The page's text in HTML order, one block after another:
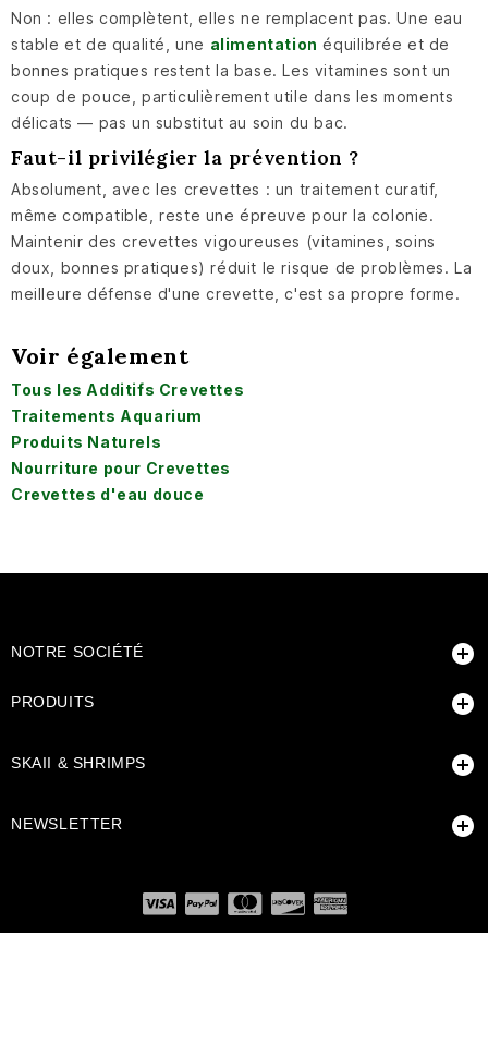
Non : elles complètent, elles ne remplacent pas. Une eau
stable et de qualité, une alimentation équilibrée et de
bonnes pratiques restent la base. Les vitamines sont un
coup de pouce, particulièrement utile dans les moments
délicats — pas un substitut au soin du bac.
Faut-il privilégier la prévention ?
Absolument, avec les crevettes : un traitement curatif,
même compatible, reste une épreuve pour la colonie.
Maintenir des crevettes vigoureuses (vitamines, soins
doux, bonnes pratiques) réduit le risque de problèmes. La
meilleure défense d'une crevette, c'est sa propre forme.
Voir également
Tous les Additifs Crevettes
Traitements Aquarium
Produits Naturels
Nourriture pour Crevettes
Crevettes d'eau douce
NOTRE SOCIÉTÉ 
PRODUITS 
SKAII & SHRIMPS 
NEWSLETTER 